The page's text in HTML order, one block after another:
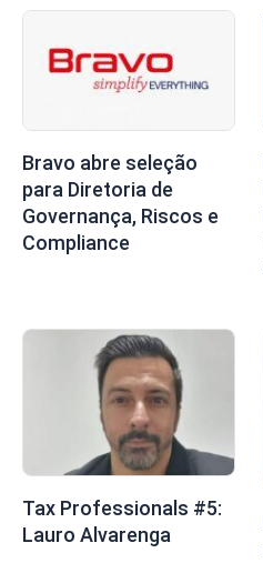
Bravo abre seleção
para Diretoria de
Governança, Riscos e
Compliance
Tax Professionals #5:
Lauro Alvarenga